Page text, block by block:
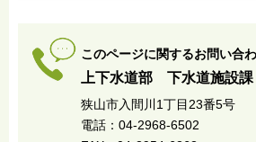
このページに関するお問い合
上下水道部 下水道施設課
狭山市入間川1丁目23番5号
電話：04-2968-6502